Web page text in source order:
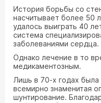
История борьбы со
насчитывает более 50
удалось выиграть 40
система
заболеваниями сердца.
Однако лечение в то
медикаментозным.
Лишь в 70-х годах
всемирно знаменитая
шунтирование.